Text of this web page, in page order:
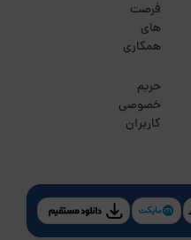
فرصت
های
همکاری
حریم
خصوصی
کاربران